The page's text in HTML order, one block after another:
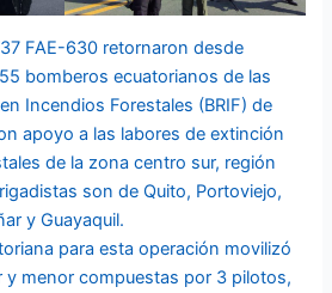
FAE-630 retornaron desde
bomberos ecuatorianos de las
Incendios Forestales (BRIF) de
apoyo a las labores de extinción
de la zona centro sur, región
son de Quito, Portoviejo,
y Guayaquil.
para esta operación movilizó
y menor compuestas por 3 pilotos,